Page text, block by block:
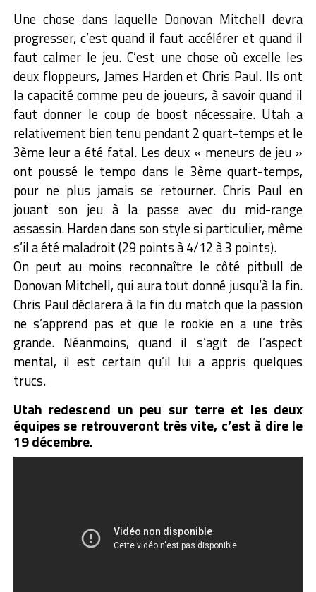
Une chose dans laquelle Donovan Mitchell devra
progresser, c’est quand il faut accélérer et quand il
faut calmer le jeu. C’est une chose où excelle les
deux floppeurs, James Harden et Chris Paul. Ils ont
la capacité comme peu de joueurs, à savoir quand il
faut donner le coup de boost nécessaire. Utah a
relativement bien tenu pendant 2 quart-temps et le
3ème leur a été fatal. Les deux « meneurs de jeu »
ont poussé le tempo dans le 3ème quart-temps,
pour ne plus jamais se retourner. Chris Paul en
jouant son jeu à la passe avec du mid-range
assassin. Harden dans son style si particulier, même
s’il a été maladroit (29 points à 4/12 à 3 points).
On peut au moins reconnaître le côté pitbull de
Donovan Mitchell, qui aura tout donné jusqu’à la fin.
Chris Paul déclarera à la fin du match que la passion
ne s’apprend pas et que le rookie en a une très
grande. Néanmoins, quand il s’agit de l’aspect
mental, il est certain qu’il lui a appris quelques
trucs.
Utah redescend un peu sur terre et les deux
équipes se retrouveront très vite, c’est à dire le
19 décembre.